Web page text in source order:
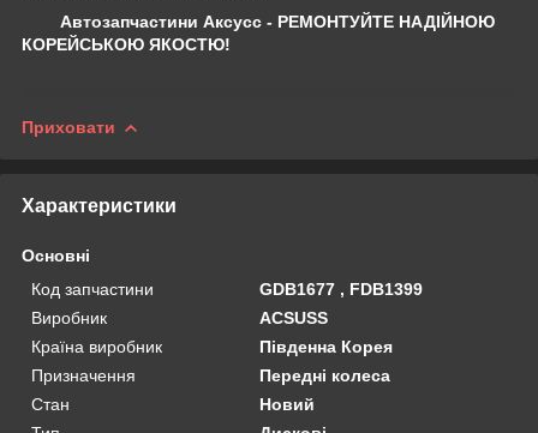
Автозапчастини Аксусс - РЕМОНТУЙТЕ НАДІЙНОЮ
КОРЕЙСЬКОЮ ЯКОСТЮ!
Приховати
Характеристики
Основні
Код запчастини
GDB1677 , FDB1399
Виробник
ACSUSS
Країна виробник
Південна Корея
Призначення
Передні колеса
Стан
Новий